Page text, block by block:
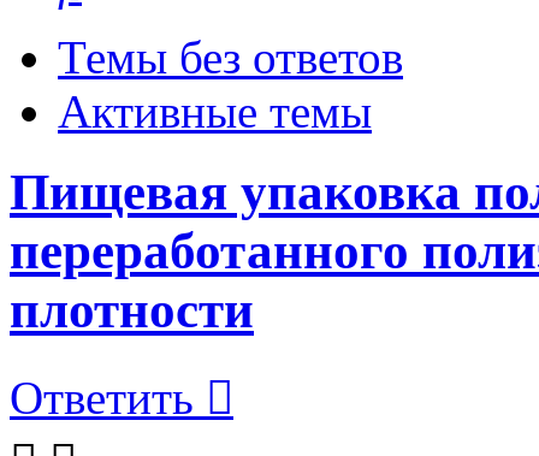
Темы без ответов
Активные темы
Пищевая упаковка
переработанного
плотности
Ответить